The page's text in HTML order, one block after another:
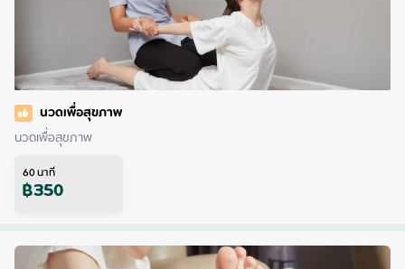
นวดเพื่อสุขภาพ
นวดเพื่อสุขภาพ
60นาที
฿350